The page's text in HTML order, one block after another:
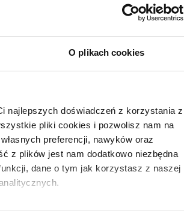
O plikach cookies
najlepszych doświadczeń z korzystania z
pliki cookies i pozwolisz nam na
preferencji, nawyków oraz
z plików jest nam dodatkowo niezbędna
dane o tym jak korzystasz z naszej
z którymi wiąże się zbieranie danych o
i wilgoci.